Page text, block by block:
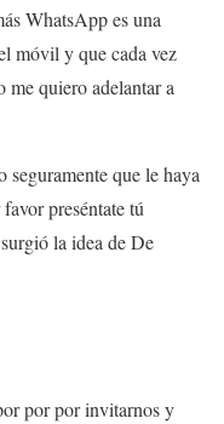
WhatsApp es una
móvil y que cada vez
me quiero adelantar a
seguramente que le haya
preséntate tú
la idea de De
por por invitarnos y